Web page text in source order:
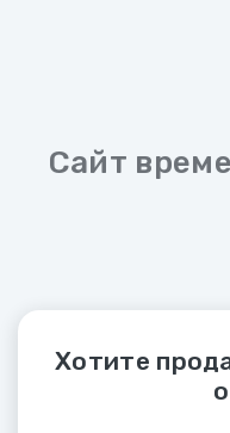
Сайт
Хотите